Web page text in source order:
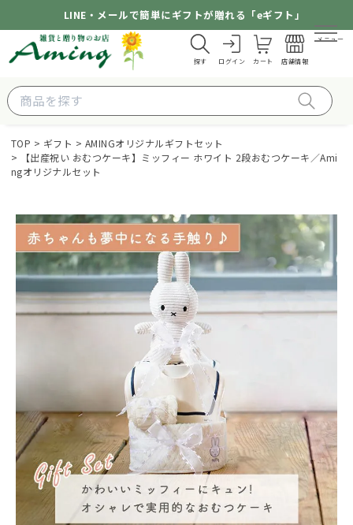
LINE・メールで簡単にギフトが贈れる「eギフト」
探す ログイン カート 店舗情報
メニュー
TOP ギフト
AMINGオリジナルギフトセット
【出産祝い おむつケーキ】ミッフィー ホワイト 2段おむつケーキ／Ami
ngオリジナルセット